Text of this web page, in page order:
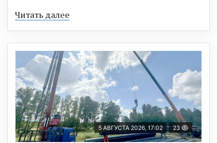
Читать далее
5 АВГУСТА 2026, 17:02 23